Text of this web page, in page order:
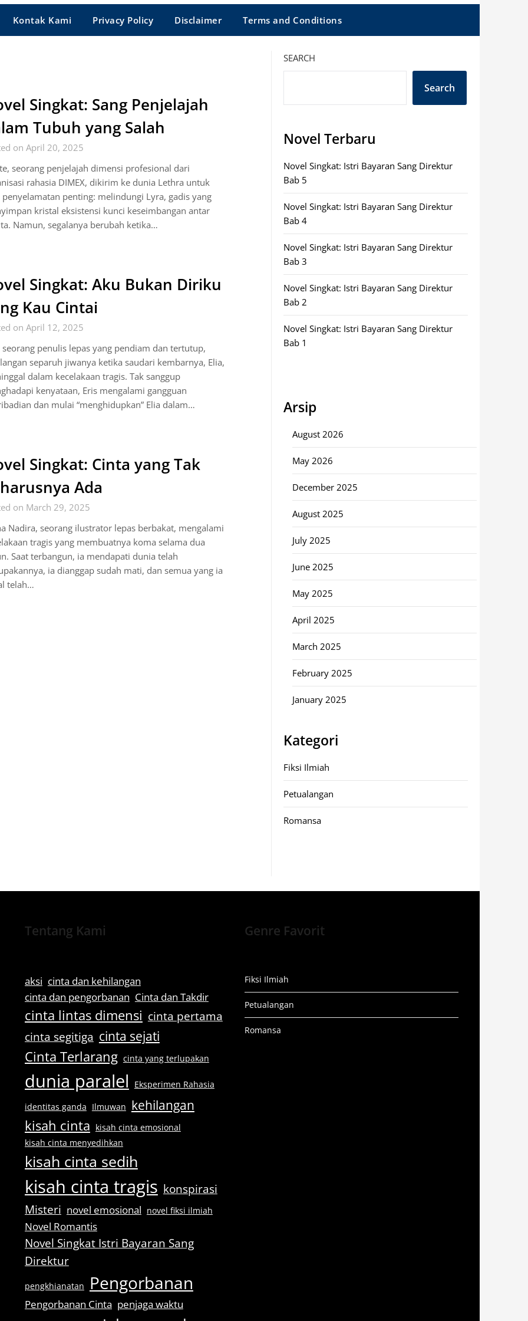
Kontak Kami Privacy Policy Disclaimer Terms and Conditions
Singkat: Sang Penjelajah
Tubuh yang Salah
on April 20, 2025
seorang penjelajah dimensi profesional dari
rahasia DIMEX, dikirim ke dunia Lethra untuk
penyelamatan penting: melindungi Lyra, gadis yang
kristal eksistensi kunci keseimbangan antar
Namun, segalanya berubah ketika…
Singkat: Aku Bukan Diriku
Kau Cintai
on April 12, 2025
seorang penulis lepas yang pendiam dan tertutup,
separuh jiwanya ketika saudari kembarnya, Elia,
dalam kecelakaan tragis. Tak sanggup
kenyataan, Eris mengalami gangguan
dan mulai “menghidupkan” Elia dalam…
Singkat: Cinta yang Tak
Ada
on March 29, 2025
Nadira, seorang ilustrator lepas berbakat, mengalami
tragis yang membuatnya koma selama dua
Saat terbangun, ia mendapati dunia telah
ia dianggap sudah mati, dan semua yang ia
telah…
SEARCH
Search
Novel Terbaru
Novel Singkat: Istri Bayaran Sang Direktur
Bab 5
Novel Singkat: Istri Bayaran Sang Direktur
Bab 4
Novel Singkat: Istri Bayaran Sang Direktur
Bab 3
Novel Singkat: Istri Bayaran Sang Direktur
Bab 2
Novel Singkat: Istri Bayaran Sang Direktur
Bab 1
Arsip
August 2026
May 2026
December 2025
August 2025
July 2025
June 2025
May 2025
April 2025
March 2025
February 2025
January 2025
Kategori
Fiksi Ilmiah
Petualangan
Romansa
Tentang Kami
aksi cinta dan kehilangan
cinta dan pengorbanan Cinta dan Takdir
cinta lintas dimensi cinta pertama
cinta segitiga cinta sejati
Cinta Terlarang cinta yang terlupakan
dunia paralel
Eksperimen Rahasia
identitas ganda Ilmuwan kehilangan
kisah cinta kisah cinta emosional
kisah cinta menyedihkan
kisah cinta sedih
kisah cinta tragis konspirasi
Misteri novel emosional novel fiksi ilmiah
Novel Romantis
Novel Singkat Istri Bayaran Sang
Direktur
pengkhianatan Pengorbanan
Pengorbanan Cinta penjaga waktu
Genre Favorit
Fiksi Ilmiah
Petualangan
Romansa